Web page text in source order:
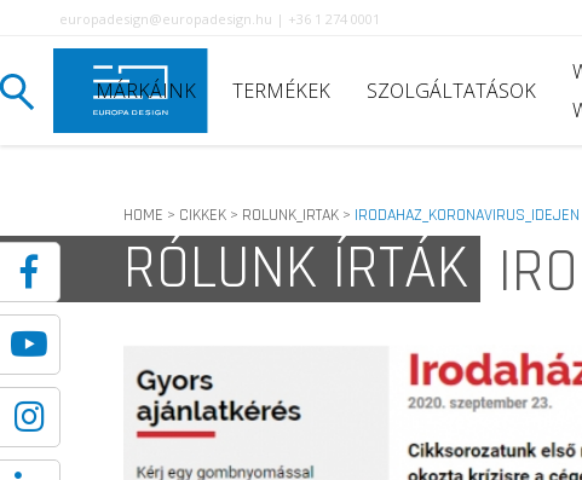
europadesign@europadesign.hu | +36 1 274 0001
MÁRKÁINK TERMÉKEK SZOLGÁLTATÁSOK
HOME > CIKKEK > ROLUNK_IRTAK > IRODAHAZ_KORONAVIRUS_IDEJEN
RÓLUNK ÍRTÁK